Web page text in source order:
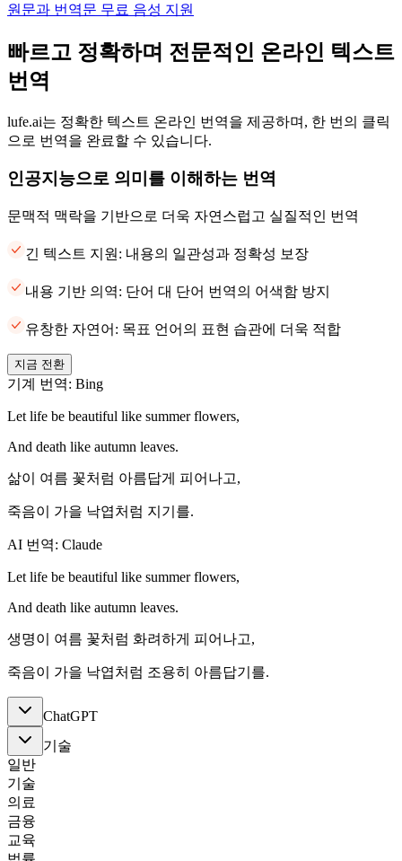
원문과 번역문 무료 음성 지원
빠르고 정확하며 전문적인 온라인 텍스트
번역
lufe.ai는 정확한 텍스트 온라인 번역을 제공하며, 한 번의 클릭
으로 번역을 완료할 수 있습니다.
인공지능으로 의미를 이해하는 번역
문맥적 맥락을 기반으로 더욱 자연스럽고 실질적인 번역
긴 텍스트 지원: 내용의 일관성과 정확성 보장
내용 기반 의역: 단어 대 단어 번역의 어색함 방지
유창한 자연어: 목표 언어의 표현 습관에 더욱 적합
지금 전환
기계 번역: Bing
Let life be beautiful like summer flowers,
And death like autumn leaves.
삶이 여름 꽃처럼 아름답게 피어나고,
죽음이 가을 낙엽처럼 지기를.
AI 번역: Claude
Let life be beautiful like summer flowers,
And death like autumn leaves.
생명이 여름 꽃처럼 화려하게 피어나고,
죽음이 가을 낙엽처럼 조용히 아름답기를.
ChatGPT
기술
일반
기술
의료
금융
교육